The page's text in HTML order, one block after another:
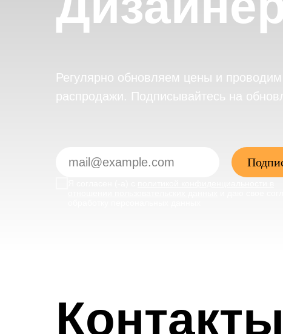
Регулярно обновляем цены и проводим
распродажи. Подписывайтесь на
Контакты